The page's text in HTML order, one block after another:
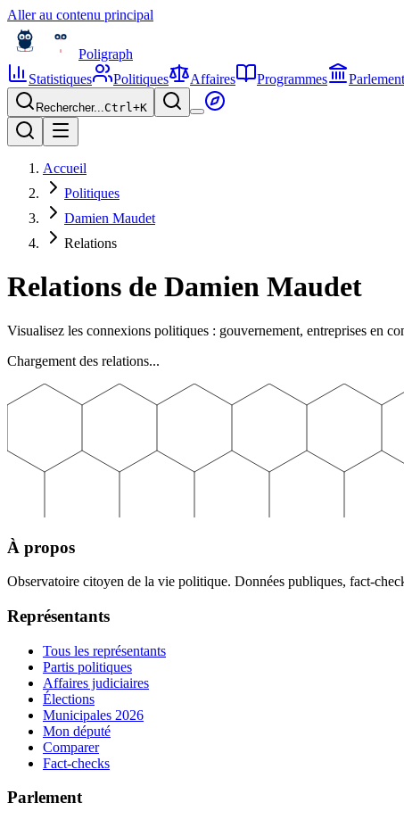
Aller au contenu principal
Poligraph
Statistiques
Politiques Affaires Programmes Parlement
Rechercher...Ctrl+K
Accueil
Politiques
Damien Maudet
Relations
Relations de Damien Maudet
Visualisez les connexions politiques : gouvernement, entreprises en
Chargement des relations...
À propos
Observatoire citoyen de la vie politique. Données publiques, fact-
Représentants
Tous les représentants
Partis politiques
Affaires judiciaires
Élections
Municipales 2026
Mon député
Comparer
Fact-checks
Parlement